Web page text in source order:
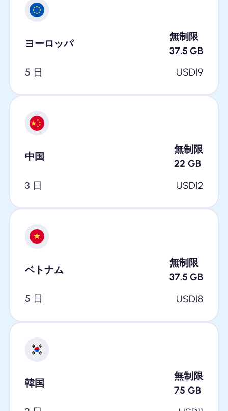
ヨーロッパ
無制限
37.5 GB
5 日
USD19
中国
無制限
22 GB
3 日
USD12
ベトナム
無制限
37.5 GB
5 日
USD18
韓国
無制限
75 GB